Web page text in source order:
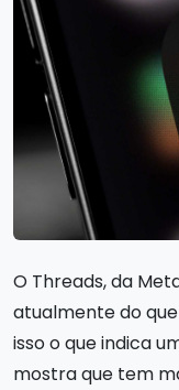
O Threads, da
atualmente do
isso o que indica
mostra que tem